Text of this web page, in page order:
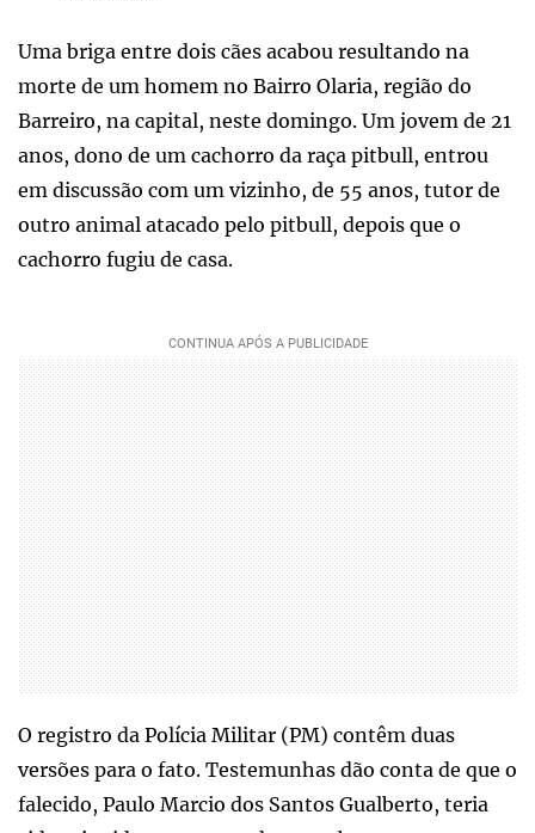
Uma briga entre dois cães acabou resultando na
morte de um homem no Bairro Olaria, região do
Barreiro, na capital, neste domingo. Um jovem de 21
anos, dono de um cachorro da raça pitbull, entrou
em discussão com um vizinho, de 55 anos, tutor de
outro animal atacado pelo pitbull, depois que o
cachorro fugiu de casa.
O registro da Polícia Militar (PM) contêm duas
versões para o fato. Testemunhas dão conta de que o
falecido, Paulo Marcio dos Santos Gualberto, teria